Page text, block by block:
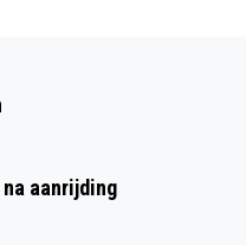
VITALYS
aanrijding